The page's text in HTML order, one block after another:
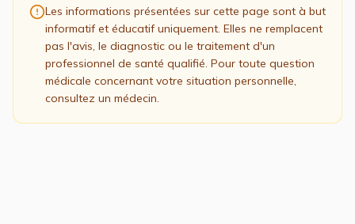
Les informations présentées sur cette page sont à but
informatif et éducatif uniquement. Elles ne remplacent
pas l'avis, le diagnostic ou le traitement d'un
professionnel de santé qualifié. Pour toute question
médicale concernant votre situation personnelle,
consultez un médecin.